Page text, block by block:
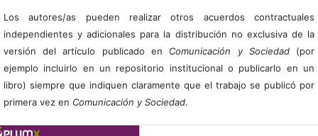
Los autores/as pueden realizar otros acuerdos contractuales
independientes y adicionales para la distribución no exclusiva de la
versión del artículo publicado en Comunicación y Sociedad(por
ejemplo incluirlo en un repositorio institucional o publicarlo en un
libro) siempre que indiquen claramente que el trabajo se publicó por
primera vez en Comunicación y Sociedad.